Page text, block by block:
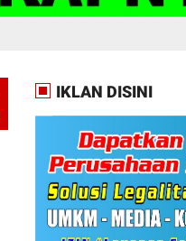
IKLAN DISINI